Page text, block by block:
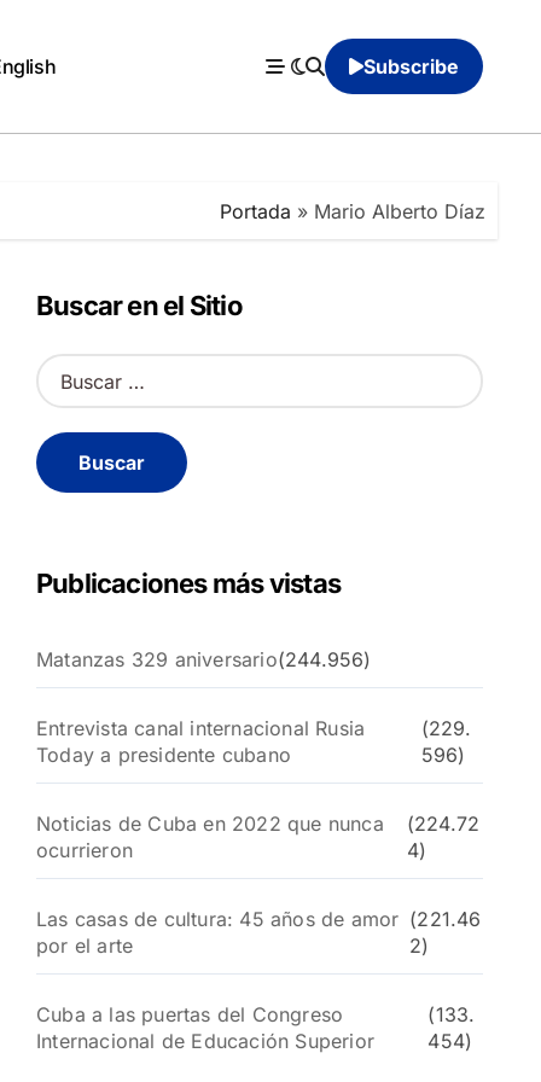
Subscribe
Portada » Mario Alberto Díaz
Buscar en el Sitio
B
u
c
a
Publicaciones más vistas
Matanzas 329 aniversario(244.956)
Entrevista canal internacional Rusia
Today a presidente cubano
(229.
596)
Noticias de Cuba en 2022 que nunca
ocurrieron
(224.72
4)
Las casas de cultura: 45 años de amor
por el arte
(221.46
2)
Cuba a las puertas del Congreso
Internacional de Educación Superior
(133.
454)